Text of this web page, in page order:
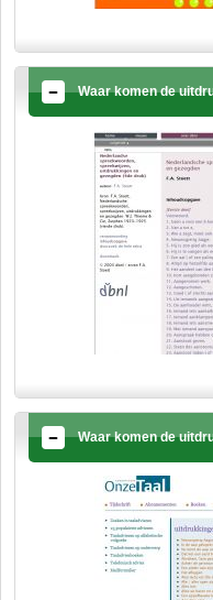
Waar komen de
Waar komen de